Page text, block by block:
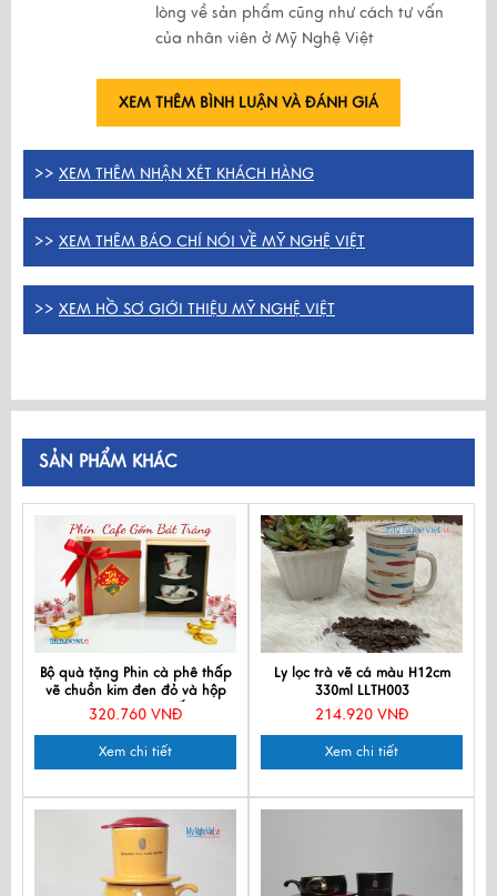
lòng về sản phẩm cũng như cách tư vấn
của nhân viên ở Mỹ Nghệ Việt
XEM THÊM BÌNH LUẬN VÀ ĐÁNH GIÁ
>> XEM THÊM NHẬN XÉT KHÁCH HÀNG
>> XEM THÊM BÁO CHÍ NÓI VỀ MỸ NGHỆ VIỆT
>> XEM HỒ SƠ GIỚI THIỆU MỸ NGHỆ VIỆT
SẢN PHẨM KHÁC
Bộ quà tặng Phin cà phê thấp
vẽ chuồn kim đen đỏ và hộp
quà tặng cao cấp
320.760 VNĐ
Xem chi tiết
Ly lọc trà vẽ cá màu H12cm
330ml LLTH003
214.920 VNĐ
Xem chi tiết